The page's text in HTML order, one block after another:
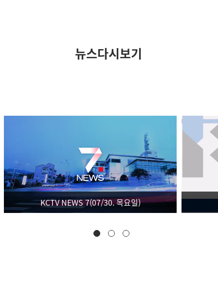
뉴스다시보기
KCTV NEWS 7(07/30. 목요일)